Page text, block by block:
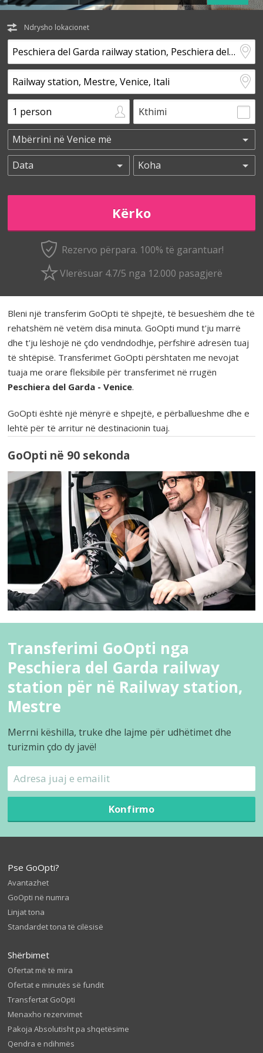
Ndrysho lokacionet
Kthimi
Rezervo përpara. 100% të garantuar!
Vlerësuar 4.7/5 nga 12.000 pasagjerë
Bleni një transferim GoOpti të shpejtë, të besueshëm dhe të
rehatshëm në vetëm disa minuta. GoOpti mund t'ju marrë
dhe t'ju lëshojë në çdo vendndodhje, përfshirë adresën tuaj
të shtëpisë. Transferimet GoOpti përshtaten me nevojat
tuaja me orare fleksibile për transferimet në rrugën
Peschiera del Garda - Venice.
GoOpti është një mënyrë e shpejtë, e përballueshme dhe e
lehtë për të arritur në destinacionin tuaj.
GoOpti në 90 sekonda
Transferimi GoOpti nga
Peschiera del Garda railway
station për në Railway station,
Mestre
Merrni këshilla, truke dhe lajme për udhëtimet dhe
turizmin çdo dy javë!
Konfirmo
Pse GoOpti?
Avantazhet
GoOpti në numra
Linjat tona
Standardet tona të cilësisë
Shërbimet
Ofertat më të mira
Ofertat e minutës së fundit
Transfertat GoOpti
Menaxho rezervimet
Pakoja Absolutisht pa shqetësime
Qendra e ndihmës